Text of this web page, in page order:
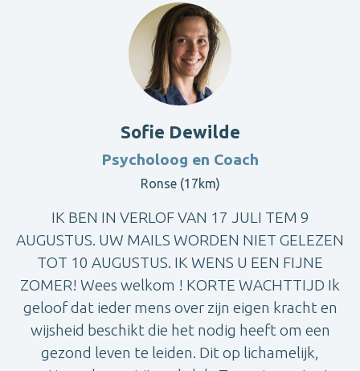
Sofie Dewilde
Psycholoog en Coach
Ronse (17km)
IK BEN IN VERLOF VAN 17 JULI TEM 9
AUGUSTUS. UW MAILS WORDEN NIET GELEZEN
TOT 10 AUGUSTUS. IK WENS U EEN FIJNE
ZOMER! Wees welkom ! KORTE WACHTTIJD Ik
geloof dat ieder mens over zijn eigen kracht en
wijsheid beschikt die het nodig heeft om een
gezond leven te leiden. Dit op lichamelijk,